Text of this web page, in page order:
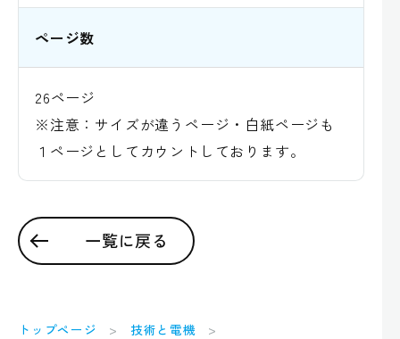
ページ数
26ページ
※注意：サイズが違うページ・白紙ページも
１ページとしてカウントしております。
一覧に戻る
トップページ
技術と電機